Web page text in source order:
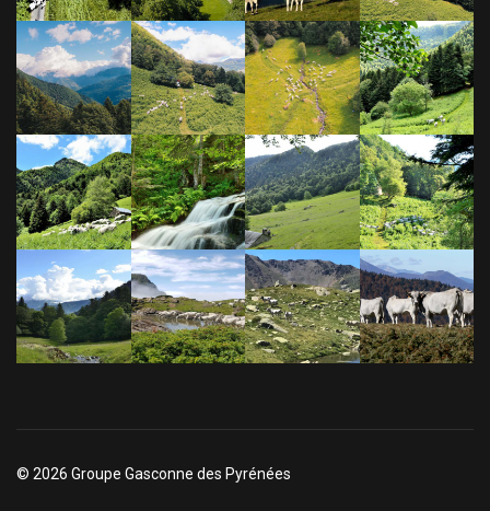
© 2026 Groupe Gasconne des Pyrénées